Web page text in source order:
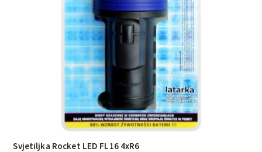
Svjetiljka Rocket LED FL16 4xR6